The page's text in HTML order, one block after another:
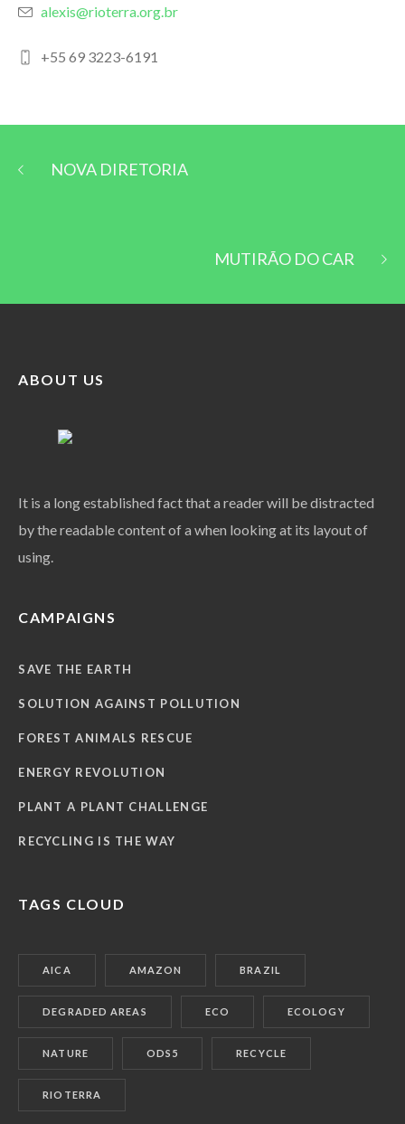
alexis@rioterra.org.br
+55 69 3223-6191
NOVA DIRETORIA
MUTIRÃO DO CAR
ABOUT US
It is a long established fact that a reader will be distracted
by the readable content of a when looking at its layout of
using.
CAMPAIGNS
SAVE THE EARTH
SOLUTION AGAINST POLLUTION
FOREST ANIMALS RESCUE
ENERGY REVOLUTION
PLANT A PLANT CHALLENGE
RECYCLING IS THE WAY
TAGS CLOUD
AICA AMAZON BRAZIL
DEGRADED AREAS ECO ECOLOGY
NATURE ODS5 RECYCLE
RIOTERRA